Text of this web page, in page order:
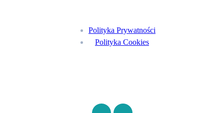
Polityka Prywatności
Polityka Cookies